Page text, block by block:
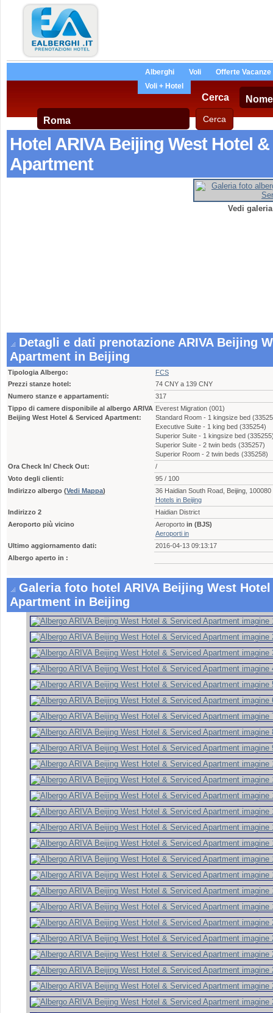
Alberghi Voli
Offerte Vacanze
Voli + Hotel
Cerca
Hotel ARIVA Beijing West Hotel
Apartment
Vedi
Detagli e dati prenotazione ARIVA Beijing
Apartment in Beijing
Tipologia Albergo:
FCS
Prezzi stanze hotel:
74 CNY a 139 CNY
Numero stanze e appartamenti:
317
Tippo di camere disponibile al albergo ARIVA
Beijing West Hotel & Serviced Apartment:
Everest Migration (001)
Standard Room - 1 kingsize bed
Executive Suite - 1 king bed (335254)
Superior Suite - 1 kingsize bed
Superior Suite - 2 twin beds (335257)
Superior Room - 2 twin beds (335258)
Ora Check In/ Check Out:
/
Voto degli clienti:
95 / 100
Indirizzo albergo (Vedi Mappa)
36 Haidian South Road, Beijing, 100080
Hotels in Beijing
Indirizzo 2
Haidian District
Aeroporto più vicino
Aeroporto in (BJS)
Aeroporti in
Ultimo aggiornamento dati:
2016-04-13 09:13:17
Albergo aperto in :
Galeria foto hotel ARIVA Beijing West
Apartment in Beijing